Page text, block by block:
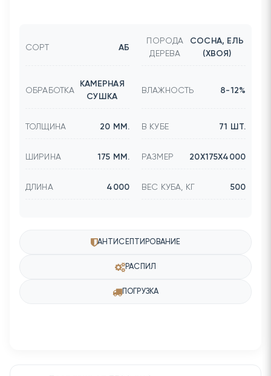
СОРТ АБ
ПОРОДА
ДЕРЕВА
СОСНА, ЕЛЬ
(ХВОЯ)
ОБРАБОТКА
КАМЕРНАЯ
СУШКА
ВЛАЖНОСТЬ 8-12%
ТОЛЩИНА 20 ММ. В КУБЕ 71 ШТ.
ШИРИНА 175 ММ. РАЗМЕР 20Х175Х4000
ДЛИНА 4000 ВЕС КУБА, КГ 500
АНТИСЕПТИРОВАНИЕ
РАСПИЛ
ПОГРУЗКА